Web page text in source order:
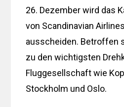
26. Dezember wird das
von Scandinavian
ausscheiden. Betroffen
zu den wichtigsten
Fluggesellschaft wie
Stockholm und Oslo.